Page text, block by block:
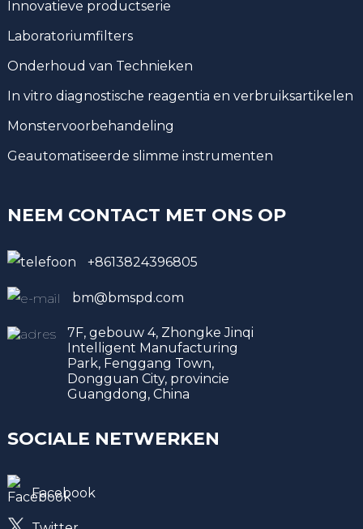
Innovatieve productserie
Laboratoriumfilters
Onderhoud van Technieken
In vitro diagnostische reagentia en verbruiksartikelen
Monstervoorbehandeling
Geautomatiseerde slimme instrumenten
NEEM CONTACT MET ONS OP
+8613824396805
bm@bmspd.com
7F, gebouw 4, Zhongke Jinqi
Intelligent Manufacturing
Park, Fenggang Town,
Dongguan City, provincie
Guangdong, China
SOCIALE NETWERKEN
Facebook